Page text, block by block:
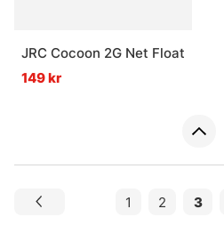
JRC Cocoon 2G Net Float
149 kr
1 2 3